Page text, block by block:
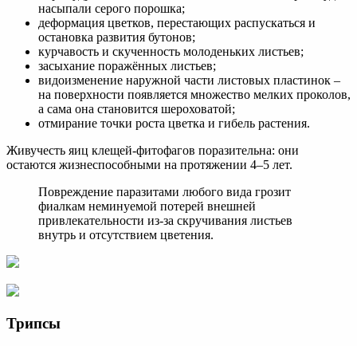
насыпали серого порошка;
деформация цветков, перестающих распускаться и
остановка развития бутонов;
курчавость и скученность молоденьких листьев;
засыхание поражённых листьев;
видоизменение наружной части листовых пластинок –
на поверхности появляется множество мелких проколов,
а сама она становится шероховатой;
отмирание точки роста цветка и гибель растения.
Живучесть яиц клещей-фитофагов поразительна: они
остаются жизнеспособными на протяжении 4–5 лет.
Повреждение паразитами любого вида грозит
фиалкам неминуемой потерей внешней
привлекательности из-за скручивания листьев
внутрь и отсутствием цветения.
Трипсы